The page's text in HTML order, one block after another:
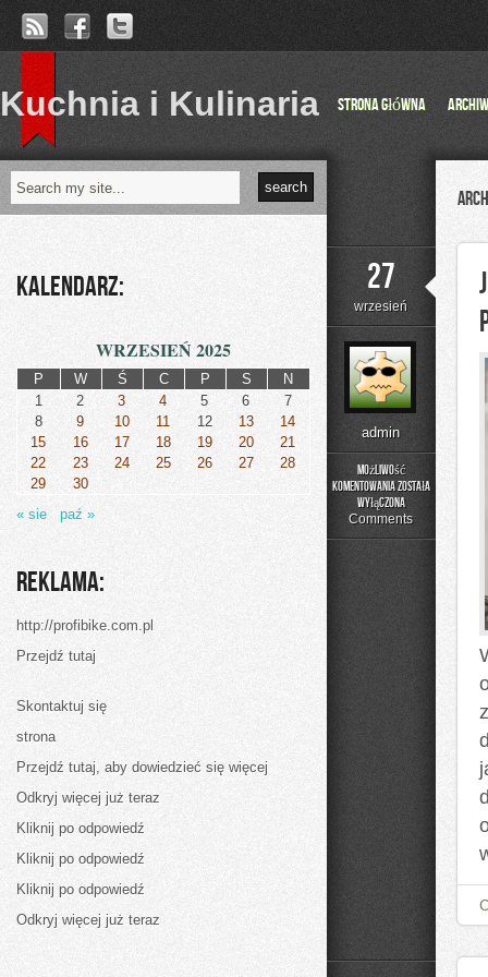
Kuchnia i Kulinaria Strona główna
27
wrzesień
admin
Możliwość
komentowania
części
człowieka
została
wyłączona
Comments
Kalendarz:
WRZESIEŃ 2025
P W Ś C P S
N
1
2 3 4 5 6
7
8
9 10 11 12 13
14
15
16 17 18 19 20
21
22
23 24 25 26 27
28
29
30
« sie
paź »
Reklama:
http://profibike.com.pl
Przejdź tutaj
Skontaktuj się
strona
Przejdź tutaj, aby dowiedzieć się więcej
Odkryj więcej już teraz
Kliknij po odpowiedź
Kliknij po odpowiedź
Kliknij po odpowiedź
Odkryj więcej już teraz